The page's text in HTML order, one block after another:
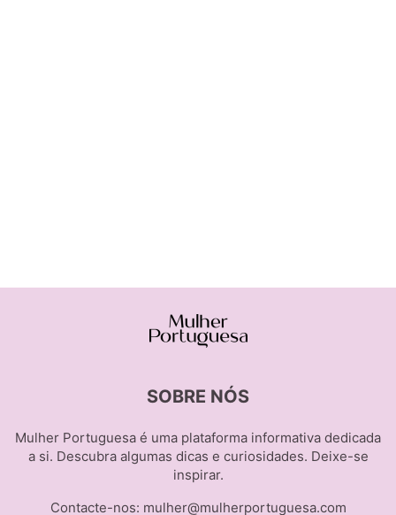
SOBRE NÓS
Mulher Portuguesa é uma plataforma informativa dedicada
a si. Descubra algumas dicas e curiosidades. Deixe-se
inspirar.
Contacte-nos: mulher@mulherportuguesa.com